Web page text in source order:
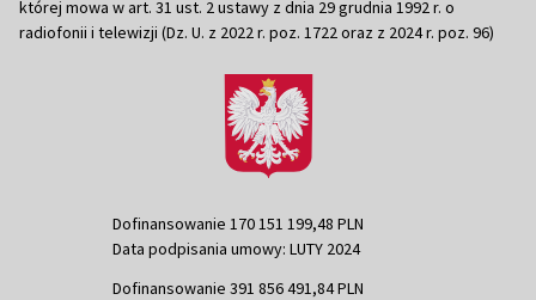
której mowa w art. 31 ust. 2 ustawy z dnia 29 grudnia 1992 r. o
radiofonii i telewizji (Dz. U. z 2022 r. poz. 1722 oraz z 2024 r. poz. 96)
Dofinansowanie 170 151 199,48 PLN
Data podpisania umowy: LUTY 2024
Dofinansowanie 391 856 491,84 PLN